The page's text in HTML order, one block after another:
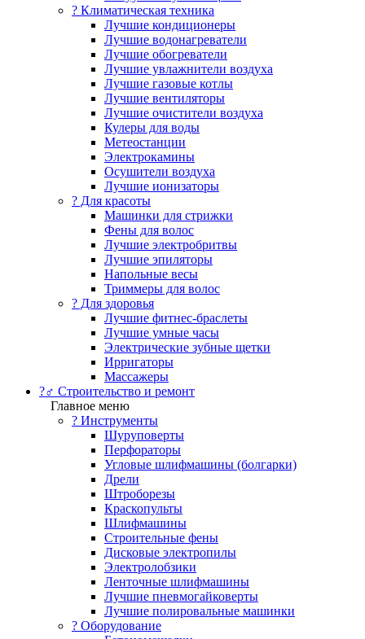
?️ Климатическая техника
Лучшие кондиционеры
Лучшие водонагреватели
Лучшие обогреватели
Лучшие увлажнители воздуха
Лучшие газовые котлы
Лучшие вентиляторы
Лучшие очистители воздуха
Кулеры для воды
Метеостанции
Электрокамины
Осушители воздуха
Лучшие ионизаторы
? Для красоты
Машинки для стрижки
Фены для волос
Лучшие электробритвы
Лучшие эпиляторы
Напольные весы
Триммеры для волос
? Для здоровья
Лучшие фитнес-браслеты
Лучшие умные часы
Электрические зубные щетки
Ирригаторы
Массажеры
?‍♂️ Строительство и ремонт
Главное меню
?️ Инструменты
Шуруповерты
Перфораторы
Угловые шлифмашины (болгарки)
Дрели
Штроборезы
Краскопульты
Шлифмашины
Строительные фены
Дисковые электропилы
Электролобзики
Ленточные шлифмашины
Лучшие пневмогайковерты
Лучшие полировальные машинки
?️ Оборудование